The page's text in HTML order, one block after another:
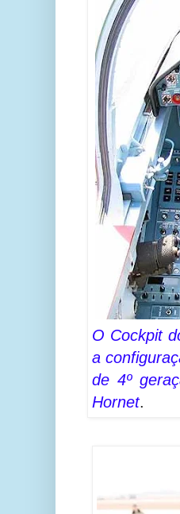
O Cockpit
a
de 4º
Hornet.